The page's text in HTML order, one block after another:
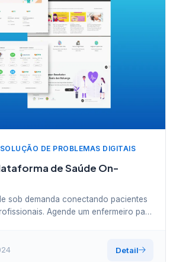
DE PROBLEMAS DIGITAIS
de Saúde On-
sob demanda conectando pacientes
Agende um enfermeiro para
Detail